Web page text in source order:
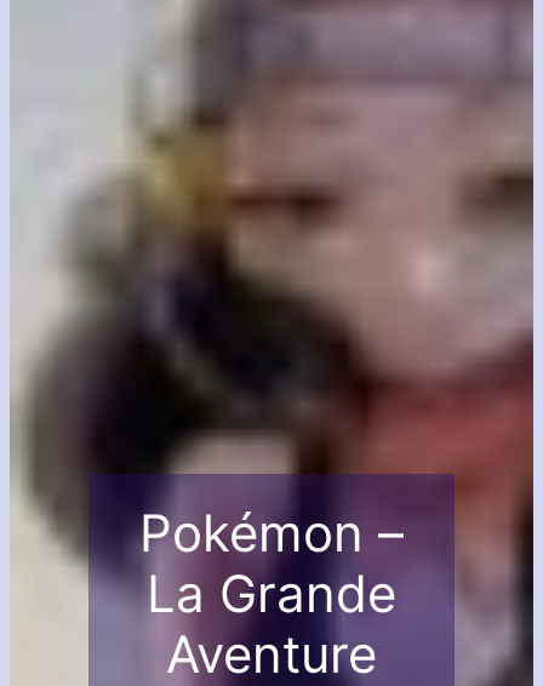
Pokémon –
La Grande
Aventure